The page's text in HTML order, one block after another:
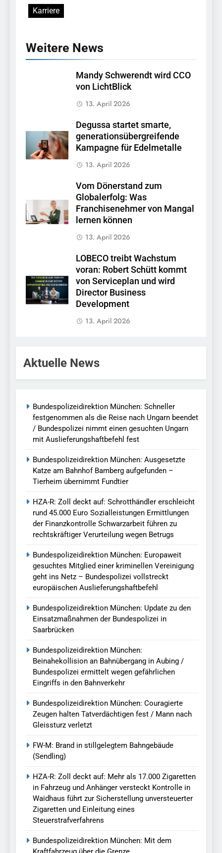
Karriere
Weitere News
Mandy Schwerendt wird CCO
von LichtBlick
13. April 2026
Degussa startet smarte,
generationsübergreifende
Kampagne für Edelmetalle
13. April 2026
Vom Dönerstand zum
Globalerfolg: Was
Franchisenehmer von Mangal
lernen können
13. April 2026
LOBECO treibt Wachstum
voran: Robert Schütt kommt
von Serviceplan und wird
Director Business
Development
13. April 2026
Aktuelle News
Bundespolizeidirektion München: Schneller
festgenommen als die Reise nach Ungarn beendet
/ Bundespolizei nimmt einen gesuchten Ungarn
mit Auslieferungshaftbefehl fest
Bundespolizeidirektion München: Ausgesetzte
Katze am Bahnhof Bamberg aufgefunden –
Tierheim übernimmt Fundtier
HZA-R: Zoll deckt auf: Schrotthändler erschleicht
rund 45.000 Euro Sozialleistungen Ermittlungen
der Finanzkontrolle Schwarzarbeit führen zu
rechtskräftiger Verurteilung wegen Betrugs
Bundespolizeidirektion München: Europaweit
gesuchtes Mitglied einer kriminellen Vereinigung
geht ins Netz – Bundespolizei vollstreckt
europäischen Auslieferungshaftbefehl
Bundespolizeidirektion München: Update zu den
Einsatzmaßnahmen der Bundespolizei in
Saarbrücken
Bundespolizeidirektion München:
Beinahekollision an Bahnübergang in Aubing /
Bundespolizei ermittelt wegen gefährlichen
Eingriffs in den Bahnverkehr
Bundespolizeidirektion München: Couragierte
Zeugen halten Tatverdächtigen fest / Mann nach
Gleissturz verletzt
FW-M: Brand in stillgelegtem Bahngebäude
(Sendling)
HZA-R: Zoll deckt auf: Mehr als 17.000 Zigaretten
in Fahrzeug und Anhänger versteckt Kontrolle in
Waidhaus führt zur Sicherstellung unversteuerter
Zigaretten und Einleitung eines
Steuerstrafverfahrens
Bundespolizeidirektion München: Mit dem